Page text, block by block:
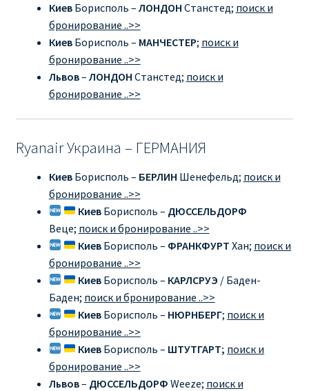
О сайте
КиевБорисполь – ЛОНДОН Станстед; поиск и
бронирование ..>>
КиевБорисполь – МАНЧЕСТЕР; поиск и
бронирование ..>>
Львов– ЛОНДОН Станстед; поиск и
бронирование ..>>
Ryanair Украина – ГЕРМАНИЯ
КиевБорисполь – БЕРЛИН Шенефельд; поиск и
бронирование ..>>
Киев Борисполь – ДЮССЕЛЬДОРФ
Веце; поиск и бронирование ..>>
Киев Борисполь – ФРАНКФУРТ Хан; поиск и
бронирование ..>>
Киев Борисполь – КАРЛСРУЭ / Баден-
Баден; поиск и бронирование ..>>
Киев Борисполь – НЮРНБЕРГ; поиск и
бронирование ..>>
Киев Борисполь – ШТУТГАРТ; поиск и
бронирование ..>>
Львов– ДЮССЕЛЬДОРФ Weeze; поиск и